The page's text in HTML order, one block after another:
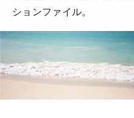
ションファイル。